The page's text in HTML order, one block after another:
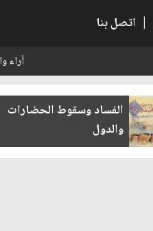
| اتصل بنا
آراء
الفساد وسقوط الحضارات
والدول